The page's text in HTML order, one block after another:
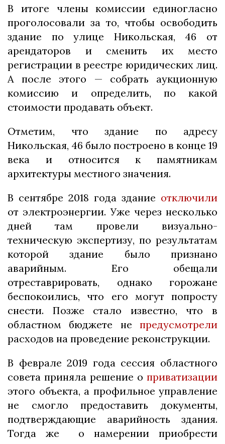
В итоге члены комиссии единогласно
проголосовали за то, чтобы освободить
здание по улице Никольская, 46 от
арендаторов и сменить их место
регистрации в реестре юридических лиц.
А после этого — собрать аукционную
комиссию и определить, по какой
стоимости продавать объект.
Отметим, что здание по адресу
Никольская, 46 было построено в конце 19
века и относится к памятникам
архитектуры местного значения.
В сентябре 2018 года здание отключили
от электроэнергии. Уже через несколько
дней там провели визуально-
техническую экспертизу, по результатам
которой здание было признано
аварийным. Его обещали
отреставрировать, однако горожане
беспокоились, что его могут попросту
снести. Позже стало известно, что в
областном бюджете не предусмотрели
расходов на проведение реконструкции.
В феврале 2019 года сессия областного
совета приняла решение о приватизации
этого объекта, а профильное управление
не смогло предоставить документы,
подтверждающие аварийность здания.
Тогда же о намерении приобрести